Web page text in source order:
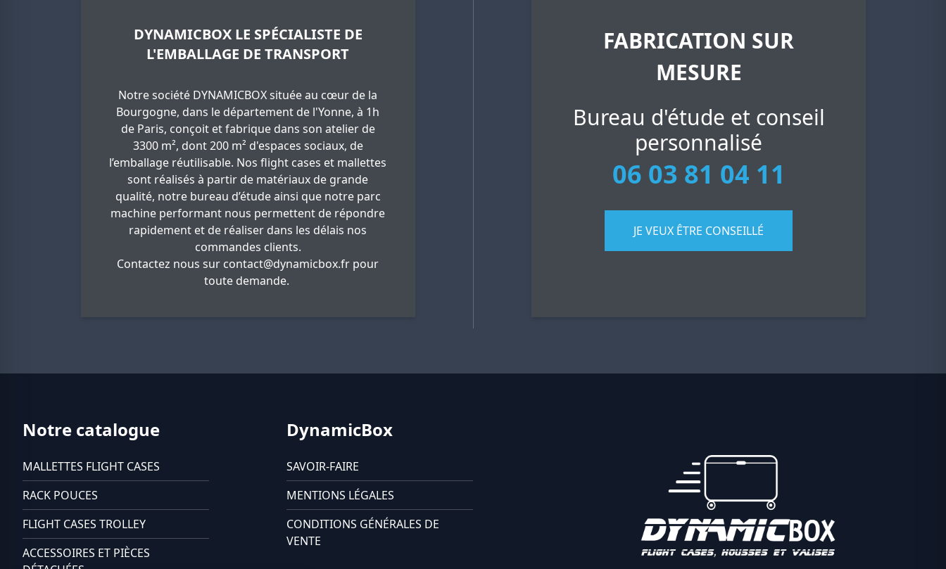
DYNAMICBOX LE SPÉCIALISTE DE
L'EMBALLAGE DE TRANSPORT
Notre société DYNAMICBOX située au cœur de la
Bourgogne, dans le département de l'Yonne, à 1h
de Paris, conçoit et fabrique dans son atelier de
3300 m², dont 200 m² d'espaces sociaux, de
l’emballage réutilisable. Nos flight cases et mallettes
sont réalisés à partir de matériaux de grande
qualité, notre bureau d’étude ainsi que notre parc
machine performant nous permettent de répondre
rapidement et de réaliser dans les délais nos
commandes clients.
Contactez nous sur contact@dynamicbox.fr pour
toute demande.
FABRICATION SUR
MESURE
Bureau d'étude et conseil
personnalisé
06 03 81 04 11
JE VEUX ÊTRE CONSEILLÉ
Notre catalogue
MALLETTES FLIGHT CASES
RACK POUCES
FLIGHT CASES TROLLEY
ACCESSOIRES ET PIÈCES
DynamicBox
SAVOIR-FAIRE
MENTIONS LÉGALES
CONDITIONS GÉNÉRALES DE
VENTE